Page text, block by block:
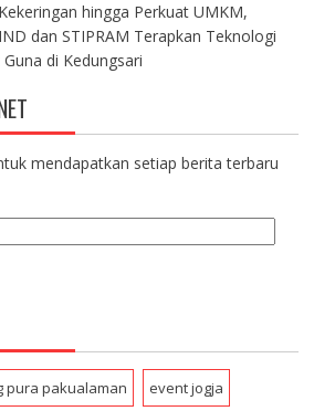
hingga Perkuat UMKM,
dan STIPRAM Terapkan Teknologi
di Kedungsari
mendapatkan setiap berita terbaru
pura pakualaman event jogja